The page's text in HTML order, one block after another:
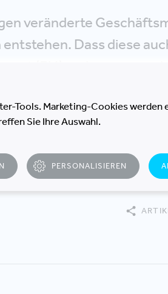
veränderte
Dass diese
alte Lösung in neuem
"Ermöglichen von
wie sich das Facility
Tools. Marketing-Cookies werden
Sie Ihre Auswahl.
PERSONALISIEREN